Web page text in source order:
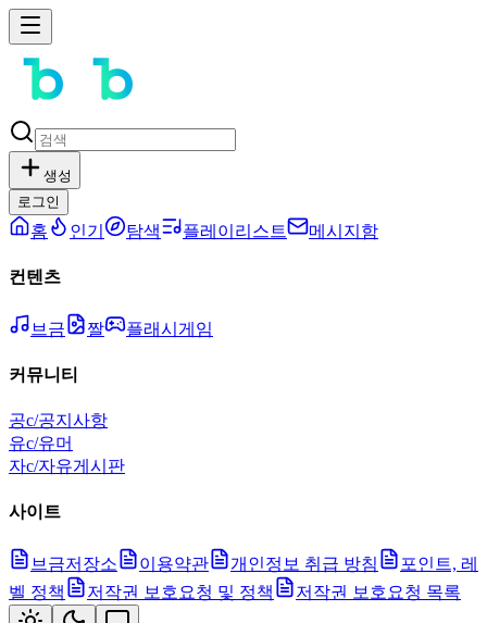
생성
로그인
홈 인기 탐색 플레이리스트 메시지함
컨텐츠
브금 짤 플래시게임
커뮤니티
공c/공지사항
유c/유머
자c/자유게시판
사이트
브금저장소 이용약관 개인정보 취급 방침
포인트, 레
벨 정책
저작권 보호요청 및 정책 저작권 보호요청 목록